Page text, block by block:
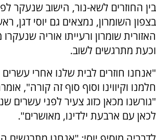
בין החוזרים לשא-נור, הישוב שנעקר
בצפון השומרון, נמצאים גם יוסי דגן,
האזורית שומרון ורעייתו אוריה
וכעת מתרגשים לשוב.
"אנחנו חוזרים לבית שלנו אחרי
חלמנו וקיווינו וסוף סוף זה קורה",
"גורשנו מכאן כזוג צעיר לפני עשרים
לכאן עם ארבעת ילדינו, מאושרים".